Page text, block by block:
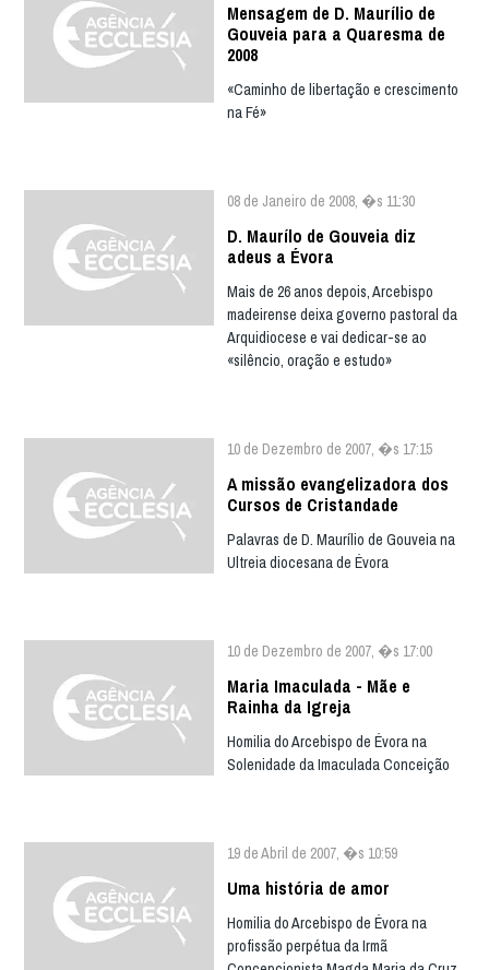
Mensagem de D. Maurílio de
Gouveia para a Quaresma de
2008
«Caminho de libertação e crescimento
na Fé»
08 de Janeiro de 2008, �s 11:30
D. Maurílo de Gouveia diz
adeus a Évora
Mais de 26 anos depois, Arcebispo
madeirense deixa governo pastoral da
Arquidiocese e vai dedicar-se ao
«silêncio, oração e estudo»
10 de Dezembro de 2007, �s 17:15
A missão evangelizadora dos
Cursos de Cristandade
Palavras de D. Maurílio de Gouveia na
Ultreia diocesana de Évora
10 de Dezembro de 2007, �s 17:00
Maria Imaculada - Mãe e
Rainha da Igreja
Homilia do Arcebispo de Évora na
Solenidade da Imaculada Conceição
19 de Abril de 2007, �s 10:59
Uma história de amor
Homilia do Arcebispo de Évora na
profissão perpétua da Irmã